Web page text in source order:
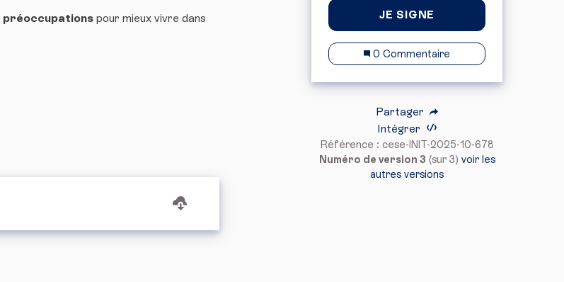
JE SIGNE
0 Commentaire
Partager
Intégrer
Référence : cese-INIT-2025-10-678
Numéro de version 3 (sur 3) voir les
autres versions
préoccupations pour mieux vivre dans